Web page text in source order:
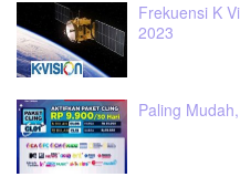
Frekuensi K
2023
Paling